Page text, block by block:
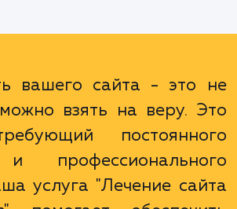
вашего бизнеса.
и недовольству
на общем